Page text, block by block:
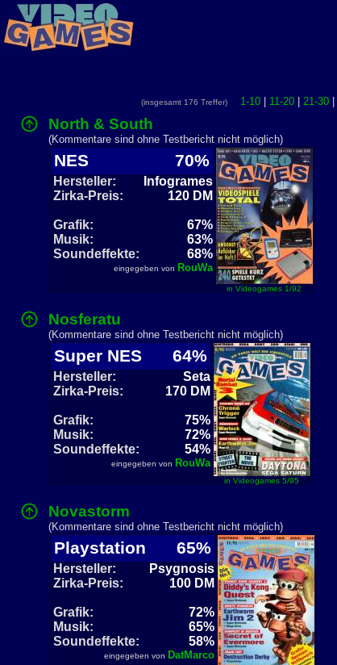
(insgesamt 176 Treffer) 1-10 11-20 21-30
North & South
(Kommentare sind ohne Testbericht nicht möglich)
NES 70%
Hersteller:
Infogrames
Zirka-Preis:
120 DM
Grafik:
67%
Musik:
63%
Soundeffekte:
68%
eingegeben von RouWa
in Videogames 1/92
Nosferatu
(Kommentare sind ohne Testbericht nicht möglich)
Super NES 64%
Hersteller:
Seta
Zirka-Preis:
170 DM
Grafik:
75%
Musik:
72%
Soundeffekte:
54%
eingegeben von RouWa
in Videogames 5/95
Novastorm
(Kommentare sind ohne Testbericht nicht möglich)
Playstation 65%
Hersteller:
Psygnosis
Zirka-Preis:
100 DM
Grafik:
72%
Musik:
65%
Soundeffekte:
58%
eingegeben von DatMarco